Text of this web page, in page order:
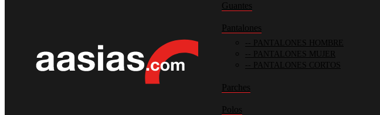
Guantes
Pantalones
PANTALONES HOMBRE
PANTALONES MUJER
PANTALONES CORTOS
Parches
Polos